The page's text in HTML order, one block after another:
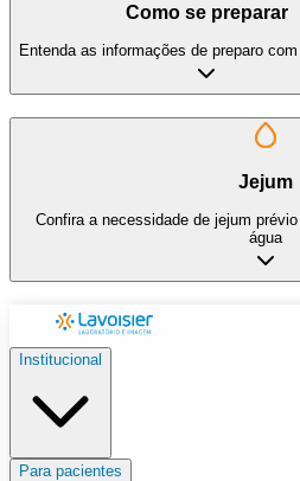
Como se preparar
Entenda as informações de preparo
Jejum
Confira a necessidade de jejum
água
Institucional
Para pacientes